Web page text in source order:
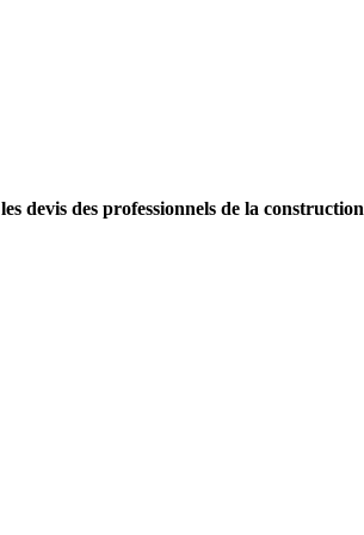
les devis des professionnels de la construction